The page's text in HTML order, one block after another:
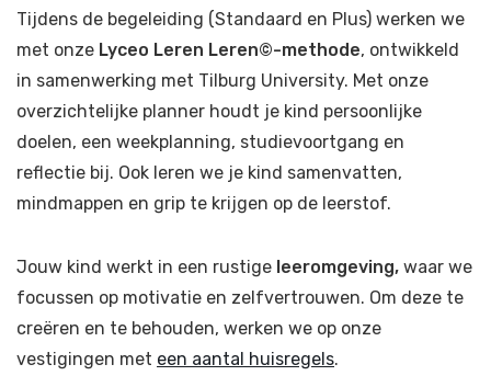
Tijdens de begeleiding (Standaard en Plus) werken we
met onze Lyceo Leren Leren©-methode, ontwikkeld
in samenwerking met Tilburg University. Met onze
overzichtelijke planner houdt je kind persoonlijke
doelen, een weekplanning, studievoortgang en
reflectie bij. Ook leren we je kind samenvatten,
mindmappen en grip te krijgen op de leerstof.
Jouw kind werkt in een rustige leeromgeving, waar we
focussen op motivatie en zelfvertrouwen. Om deze te
creëren en te behouden, werken we op onze
vestigingen met een aantal huisregels.